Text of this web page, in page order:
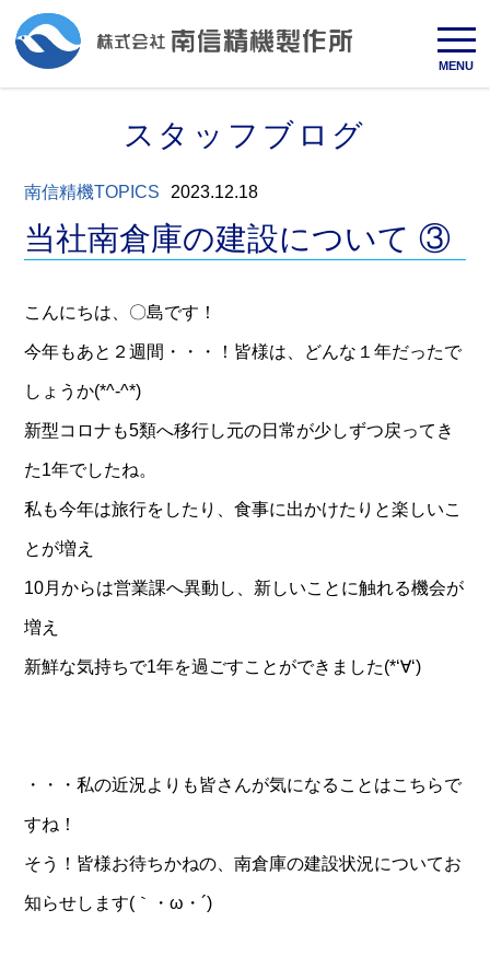
MENU
スタッフブログ
南信精機TOPICS 2023.12.18
当社南倉庫の建設について ③
こんにちは、〇島です！
今年もあと２週間・・・！皆様は、どんな１年だったで
しょうか(*^-^*)
新型コロナも5類へ移行し元の日常が少しずつ戻ってき
た1年でしたね。
私も今年は旅行をしたり、食事に出かけたりと楽しいこ
とが増え
10月からは営業課へ異動し、新しいことに触れる機会が
増え
新鮮な気持ちで1年を過ごすことができました(*‘∀‘)
・・・私の近況よりも皆さんが気になることはこちらで
すね！
そう！皆様お待ちかねの、南倉庫の建設状況についてお
知らせします(｀・ω・´)ゞ